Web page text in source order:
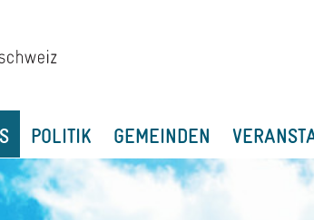
POLITIK GEMEINDEN